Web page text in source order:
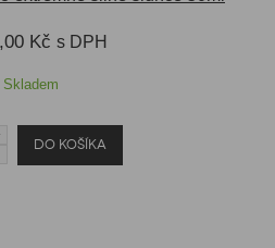
Kč s DPH
Skladem